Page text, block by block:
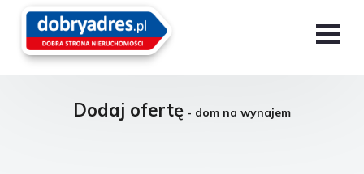
Dodaj ofertę- dom na wynajem